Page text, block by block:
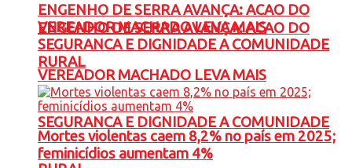
ENGENHO DE SERRA AVANÇA: ACAO DO
VEREADOR MACHADO LEVA MAIS
SEGURANCA E DIGNIDADE A COMUNIDADE
ENGENHO DE SERRA AVANÇA: ACAO DO
VEREADOR MACHADO LEVA MAIS
SEGURANCA E DIGNIDADE A COMUNIDADE
RURAL
Mortes violentas caem 8,2% no país em 2025;
feminicídios aumentam 4%